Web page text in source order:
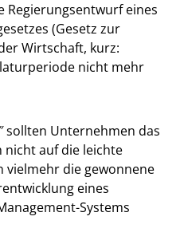
eines
(Gesetz zur
Wirtschaft, kurz:
nicht mehr
sollten Unternehmen das
nicht auf die leichte
vielmehr die gewonnene
eines
Systems